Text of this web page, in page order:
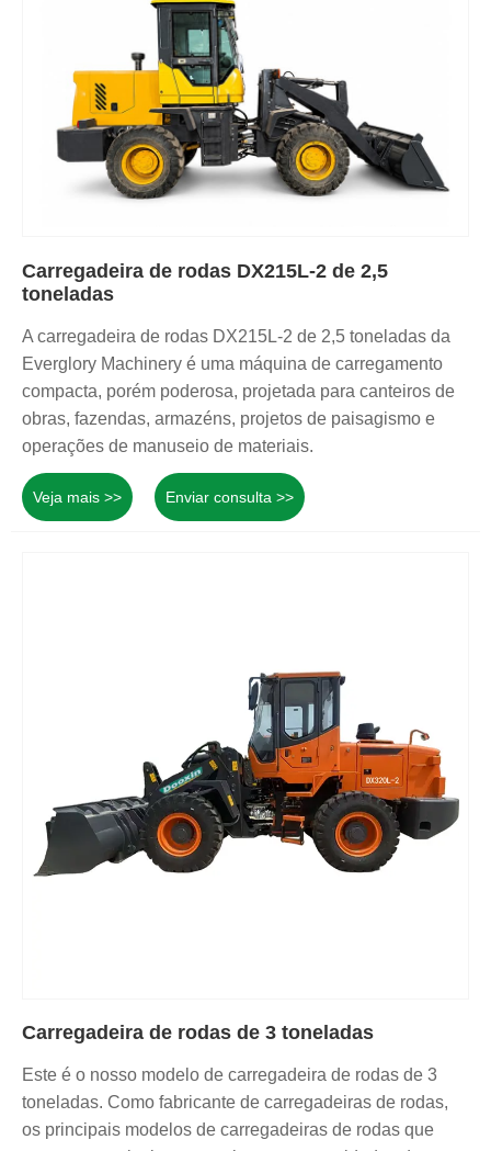
Carregadeira de rodas DX215L-2 de 2,5
toneladas
A carregadeira de rodas DX215L-2 de 2,5 toneladas da
Everglory Machinery é uma máquina de carregamento
compacta, porém poderosa, projetada para canteiros de
obras, fazendas, armazéns, projetos de paisagismo e
operações de manuseio de materiais.
Veja mais >> Enviar consulta >>
Carregadeira de rodas de 3 toneladas
Este é o nosso modelo de carregadeira de rodas de 3
toneladas. Como fabricante de carregadeiras de rodas,
os principais modelos de carregadeiras de rodas que